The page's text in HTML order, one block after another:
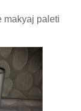
makyaj paleti